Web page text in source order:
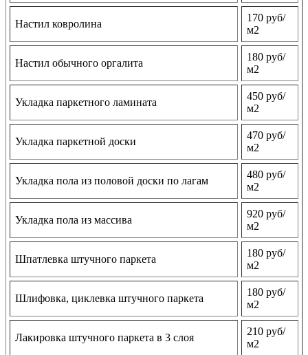
Настил ковролина
170 руб/
м2
Настил обычного оргалита
180 руб/
м2
Укладка паркетного ламината
450 руб/
м2
Укладка паркетной доски
470 руб/
м2
Укладка пола из половой доски по лагам
480 руб/
м2
Укладка пола из массива
920 руб/
м2
Шпатлевка штучного паркета
180 руб/
м2
Шлифовка, циклевка штучного паркета
180 руб/
м2
Лакировка штучного паркета в 3 слоя
210 руб/
м2